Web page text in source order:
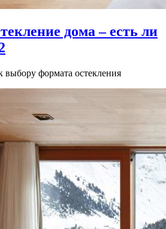
дома – есть ли
выбору формата остекления